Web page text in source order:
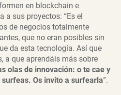
en blockchain e
a sus proyectos: “Es el
de negocios totalmente
que no eran posibles sin
da esta tecnología. Así que
a que aprendáis más sobre
olas de innovación: o te cae y
Os invito a surfearla”.